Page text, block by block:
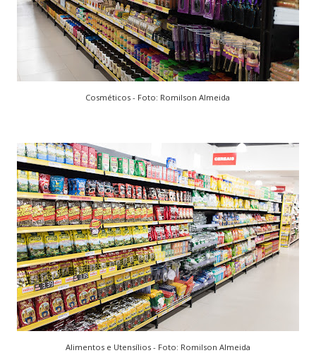
Cosméticos - Foto: Romilson Almeida
Alimentos e Utensílios - Foto: Romilson Almeida